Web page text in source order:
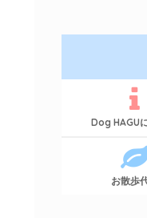
Dog HAGU
お散歩